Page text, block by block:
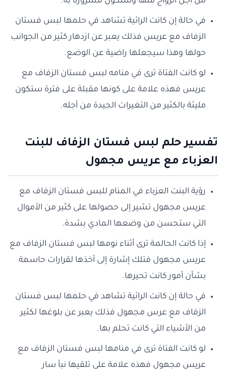
في حالة إن كانت الرائية تشاهد في حلمها لبس فستان
الزفاف مع عريس فذلك يعبر عن ازدهار كثير من الجوانب
حولها وهذا سيجعلها راضية عن الوضع.
لو كانت الفتاة ترى في منامه لبس فستان الزفاف مع
عريس فهذه علامة على كونها مقبلة على فترة ستكون
مليئة بالكثير من التغيرات الجيدة من أجله.
تفسير حلم لبس فستان الزفاف للبنت
العزباء مع عريس مجهول
رؤية البنت العزباء في المنام للبس فستان الزفاف مع
عريس مجهول تشير إلى حصولها على كثير من الأموال
التي ستحسن من وضعها المادي بشدة.
إذا كانت الحالمة ترى أثناء نومها لبس فستان الزفاف مع
عريس مجهول فتلك إشارة إلى أخذها لقرارات حاسمة
بشأن أمور كانت تحيرها.
في حالة إن كانت الرائية تشاهد في حلمها لبس فستان
الزفاف مع عرس مجهول فذلك يعبر عن بلوغها لكثير
من الأشياء التي كانت تحلم بها.
لو كانت الفتاة ترى في منامها لبس فستان الزفاف مع
عريس مجهول فهذه علامة على تلقيها نبأ سار